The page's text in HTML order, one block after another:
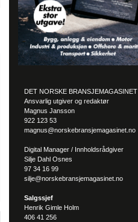
DET NORSKE BRANSJEMAGASINET
Ansvarlig utgiver og redaktør
Magnus Jansson
922 123 53
magnus@norskebransjemagasinet.no
Digital Manager / Innholdsrådgiver
Silje Dahl Osnes
97 34 16 99
silje@norskebransjemagasinet.no
Salgssjef
Henrik Gimle Holm
406 41 256